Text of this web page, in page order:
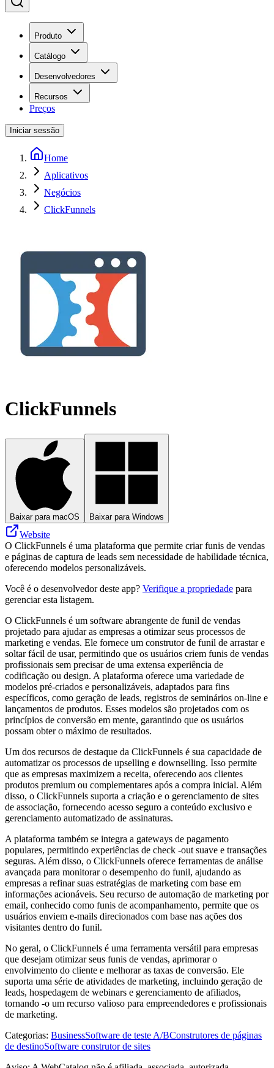
Produto
Catálogo
Desenvolvedores
Recursos
Preços
Iniciar sessão
Home
Aplicativos
Negócios
ClickFunnels
ClickFunnels
Baixar para macOS Baixar para Windows
Website
O ClickFunnels é uma plataforma que permite criar funis de vendas
e páginas de captura de leads sem necessidade de habilidade técnica,
oferecendo modelos personalizáveis.
Você é o desenvolvedor deste app? Verifique a propriedade para
gerenciar esta listagem.
O ClickFunnels é um software abrangente de funil de vendas
projetado para ajudar as empresas a otimizar seus processos de
marketing e vendas. Ele fornece um construtor de funil de arrastar e
soltar fácil de usar, permitindo que os usuários criem funis de vendas
profissionais sem precisar de uma extensa experiência de
codificação ou design. A plataforma oferece uma variedade de
modelos pré-criados e personalizáveis, adaptados para fins
específicos, como geração de leads, registros de seminários on-line e
lançamentos de produtos. Esses modelos são projetados com os
princípios de conversão em mente, garantindo que os usuários
possam obter o máximo de resultados.
Um dos recursos de destaque da ClickFunnels é sua capacidade de
automatizar os processos de upselling e downselling. Isso permite
que as empresas maximizem a receita, oferecendo aos clientes
produtos premium ou complementares após a compra inicial. Além
disso, o ClickFunnels suporta a criação e o gerenciamento de sites
de associação, fornecendo acesso seguro a conteúdo exclusivo e
gerenciamento automatizado de assinaturas.
A plataforma também se integra a gateways de pagamento
populares, permitindo experiências de check -out suave e transações
seguras. Além disso, o ClickFunnels oferece ferramentas de análise
avançada para monitorar o desempenho do funil, ajudando as
empresas a refinar suas estratégias de marketing com base em
informações acionáveis. Seu recurso de automação de marketing por
email, conhecido como funis de acompanhamento, permite que os
usuários enviem e-mails direcionados com base nas ações dos
visitantes dentro do funil.
No geral, o ClickFunnels é uma ferramenta versátil para empresas
que desejam otimizar seus funis de vendas, aprimorar o
envolvimento do cliente e melhorar as taxas de conversão. Ele
suporta uma série de atividades de marketing, incluindo geração de
leads, hospedagem de webinars e gerenciamento de afiliados,
tornando -o um recurso valioso para empreendedores e profissionais
de marketing.
Categorias: BusinessSoftware de teste A/BConstrutores de páginas
de destinoSoftware construtor de sites